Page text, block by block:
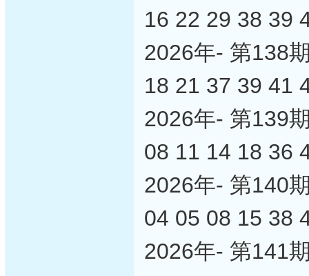
16 22 29 38 39
2026年- 第138
18 21 37 39 41
2026年- 第139
08 11 14 18 36
2026年- 第140
04 05 08 15 38
2026年- 第141